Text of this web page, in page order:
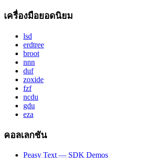
เครื่องมือยอดนิยม
lsd
erdtree
broot
nnn
duf
zoxide
fzf
ncdu
gdu
eza
คอลเลกชัน
Peasy Text — SDK Demos